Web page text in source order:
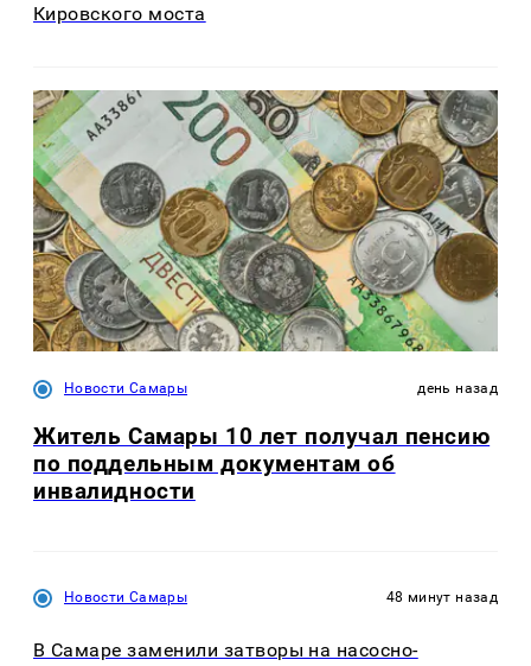
Кировского моста
Новости Самары день назад
Житель Самары 10 лет получал пенсию
по поддельным документам об
инвалидности
Новости Самары 48 минут назад
В Самаре заменили затворы на насосно-